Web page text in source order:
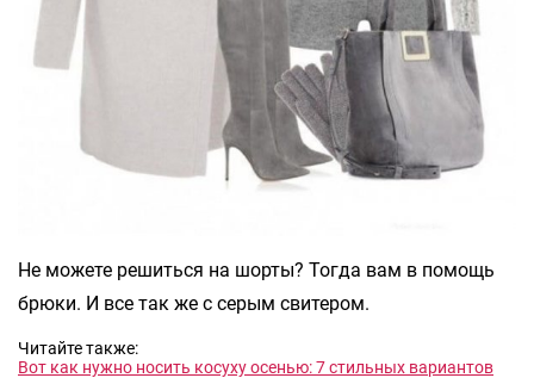
Не можете решиться на шорты? Тогда вам в помощь
брюки. И все так же с серым свитером.
Читайте также:
Вот как нужно носить косуху осенью: 7 стильных вариантов